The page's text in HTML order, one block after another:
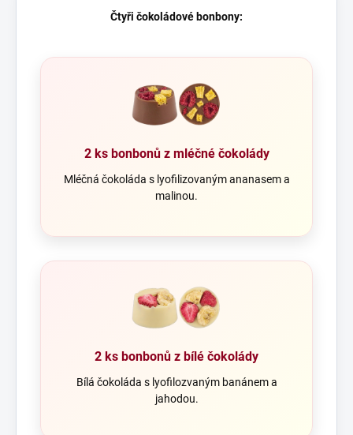
Čtyři čokoládové bonbony:
2 ks bonbonů z mléčné čokolády
Mléčná čokoláda s lyofilizovaným ananasem a
malinou.
2 ks bonbonů z bílé čokolády
Bílá čokoláda s lyofilozvaným banánem a
jahodou.